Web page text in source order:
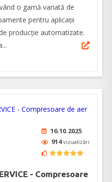
o gamă variată de
pentru aplicaţii
producţie automatizate.
16.10.2025
914vizualizări
- Compresoare